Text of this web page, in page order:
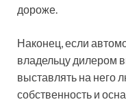
дороже.
Наконец, если
владельцу дилером
выставлять на него
собственность и